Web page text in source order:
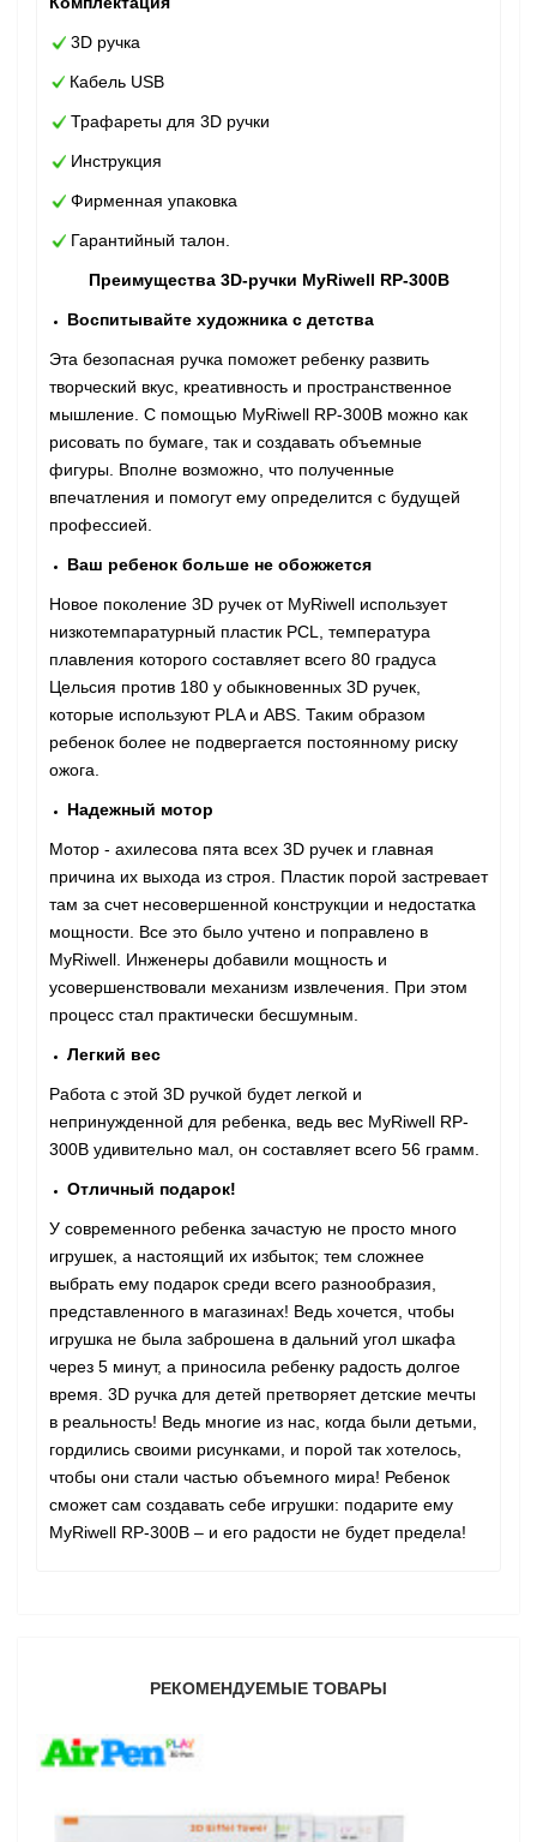
3D ручка
Кабель USB
Трафареты для 3D ручки
Инструкция
Фирменная упаковка
Гарантийный талон.
Преимущества 3D-ручки MyRiwell RP-300B
Воспитывайте художника с детства
Эта безопасная ручка поможет ребенку развить
творческий вкус, креативность и пространственное
мышление. С помощью MyRiwell RP-300B можно как
рисовать по бумаге, так и создавать объемные
фигуры. Вполне возможно, что полученные
впечатления и помогут ему определится с будущей
профессией.
Ваш ребенок больше не обожжется
Новое поколение 3D ручек от MyRiwell использует
низкотемпаратурный пластик PCL, температура
плавления которого составляет всего 80 градуса
Цельсия против 180 у обыкновенных 3D ручек,
которые используют PLA и ABS. Таким образом
ребенок более не подвергается постоянному риску
ожога.
Надежный мотор
Мотор - ахилесова пята всех 3D ручек и главная
причина их выхода из строя. Пластик порой застревает
там за счет несовершенной конструкции и недостатка
мощности. Все это было учтено и поправлено в
MyRiwell. Инженеры добавили мощность и
усовершенствовали механизм извлечения. При этом
процесс стал практически бесшумным.
Легкий вес
Работа с этой 3D ручкой будет легкой и
непринужденной для ребенка, ведь вес MyRiwell RP-
300B удивительно мал, он составляет всего 56 грамм.
Отличный подарок!
У современного ребенка зачастую не просто много
игрушек, а настоящий их избыток; тем сложнее
выбрать ему подарок среди всего разнообразия,
представленного в магазинах! Ведь хочется, чтобы
игрушка не была заброшена в дальний угол шкафа
через 5 минут, а приносила ребенку радость долгое
время. 3D ручка для детей претворяет детские мечты
в реальность! Ведь многие из нас, когда были детьми,
гордились своими рисунками, и порой так хотелось,
чтобы они стали частью объемного мира! Ребенок
сможет сам создавать себе игрушки: подарите ему
MyRiwell RP-300B – и его радости не будет предела!
РЕКОМЕНДУЕМЫЕ ТОВАРЫ